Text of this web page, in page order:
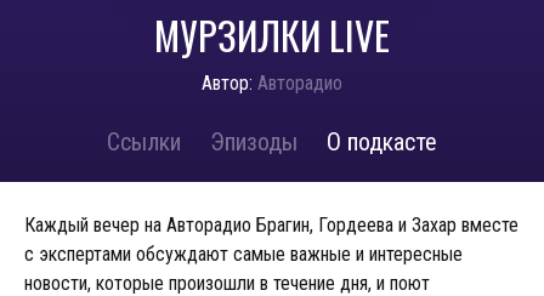
МУРЗИЛКИ LIVE
Автор: Авторадио
Ссылки Эпизоды О подкасте
Каждый вечер на Авторадио Брагин, Гордеева и Захар вместе
с экспертами обсуждают самые важные и интересные
новости, которые произошли в течение дня, и поют